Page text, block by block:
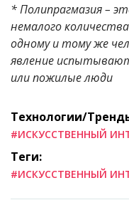
* Полипрагмазия –
немалого
одному и тому же
явление
или пожилые люди
Технологии/
#ИСКУССТВЕННЫЙ
Теги:
#ИСКУССТВЕННЫЙ